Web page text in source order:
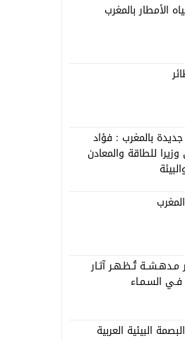
بالمغرب
بالمغرب : فؤاد
وزيرا للطاقة والمعادن
مـدهـشــة تُـظـهـر آثـار
فـي السـمـاء
البيئية العربية